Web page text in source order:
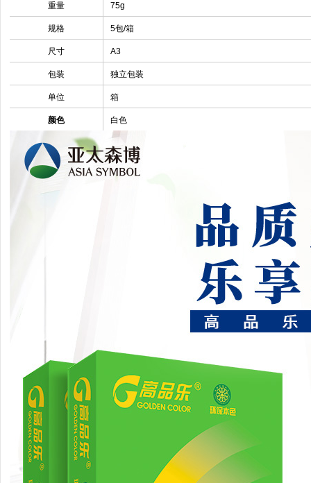
重量 75g
规格 5包/箱
尺寸 A3
包装 独立包装
单位 箱
颜色 白色